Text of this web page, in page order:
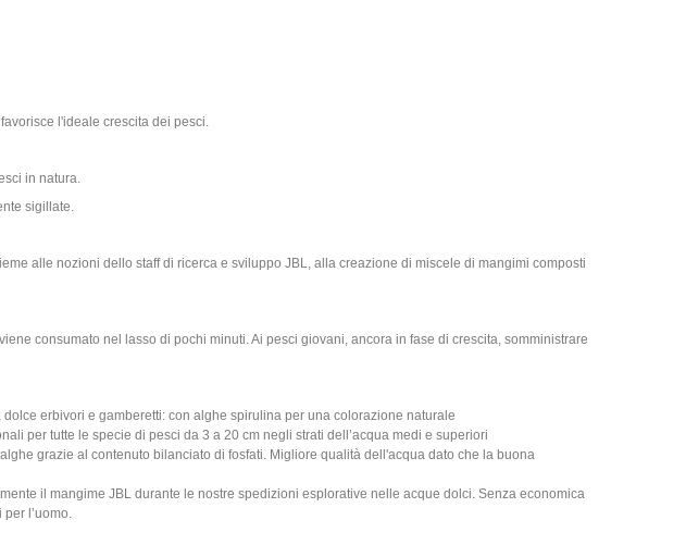
l'ideale crescita dei pesci.
in natura.
sigillate.
alle nozioni dello staff di ricerca e sviluppo JBL, alla creazione di miscele di mangimi composti
consumato nel lasso di pochi minuti. Ai pesci giovani, ancora in fase di crescita, somministrare
erbivori e gamberetti: con alghe spirulina per una colorazione naturale
per tutte le specie di pesci da 3 a 20 cm negli strati dell’acqua medi e superiori
grazie al contenuto bilanciato di fosfati. Migliore qualità dell'acqua dato che la buona
il mangime JBL durante le nostre spedizioni esplorative nelle acque dolci. Senza economica
l’uomo.